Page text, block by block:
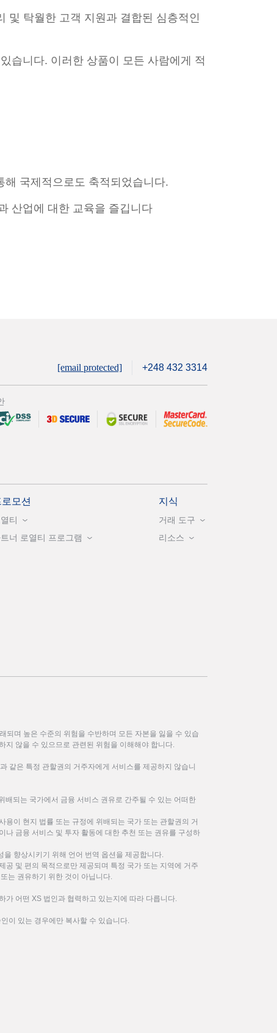
및 탁월한 고객 지원과 결합된 심층적인
습니다. 이러한 상품이 모든 사람에게 적
국제적으로도 축적되었습니다.
산업에 대한 교육을 즐깁니다
[email protected] +248 432 3314
로모션
티
너 로열티 프로그램
지식
거래 도구
리소스
되며 높은 수준의 위험을 수반하며 모든 자본을 잃을 수 있습
지 않을 수 있으므로 관련된 위험을 이해해야 합니다.
같은 특정 관할권의 거주자에게 서비스를 제공하지 않습니
배되는 국가에서 금융 서비스 권유로 간주될 수 있는 어떠한
용이 현지 법률 또는 규정에 위배되는 국가 또는 관할권의 거
나 금융 서비스 및 투자 활동에 대한 추천 또는 권유를 구성하
향상시키기 위해 언어 번역 옵션을 제공합니다.
공 및 편의 목적으로만 제공되며 특정 국가 또는 지역에 거주
는 권유하기 위한 것이 아닙니다.
가 어떤 XS 법인과 협력하고 있는지에 따라 다릅니다.
이 있는 경우에만 복사할 수 있습니다.